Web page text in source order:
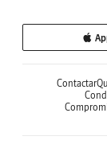
Contactar